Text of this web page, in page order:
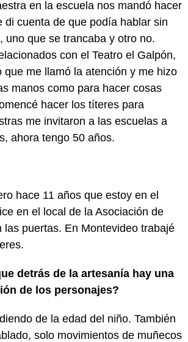
en la escuela nos mandó hacer
cuenta de que podía hablar sin
que se trancaba y otro no.
con el Teatro el Galpón,
me llamó la atención y me hizo
manos como para hacer cosas
hacer los títeres para
me invitaron a las escuelas a
ahora tengo 50 años.
hace 11 años que estoy en el
en el local de la Asociación de
puertas. En Montevideo trabajé
detrás de la artesanía hay una
de los personajes?
de la edad del niño. También
solo movimientos de muñecos